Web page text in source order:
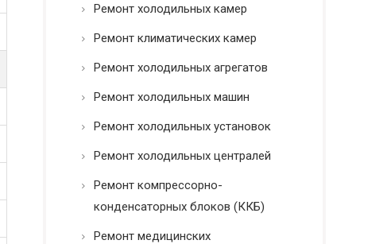
Ремонт холодильных камер
Ремонт климатических камер
Ремонт холодильных агрегатов
Ремонт холодильных машин
Ремонт холодильных установок
Ремонт холодильных централей
Ремонт компрессорно-
конденсаторных блоков (ККБ)
Ремонт медицинских